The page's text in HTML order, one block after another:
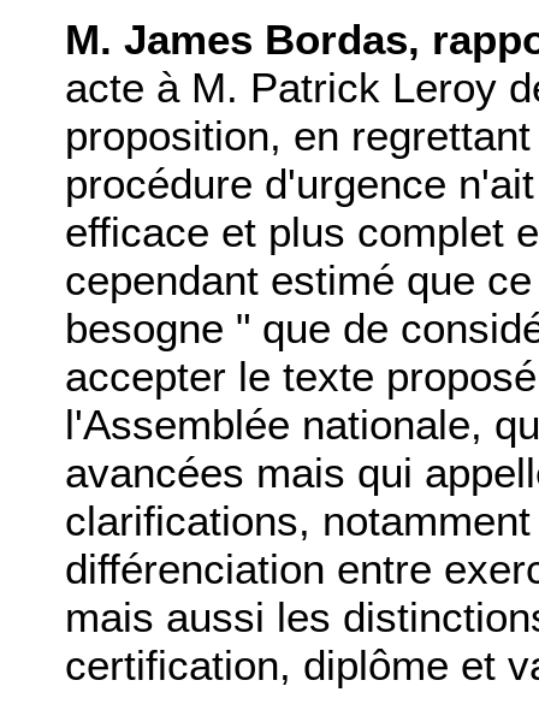
M. James Bordas,
acte à M. Patrick Leroy
proposition, en
procédure d'urgence
efficace et plus complet
cependant estimé que
besogne " que de
accepter le texte
l'Assemblée nationale,
avancées mais qui
clarifications,
différenciation entre
mais aussi les
certification, diplôme et